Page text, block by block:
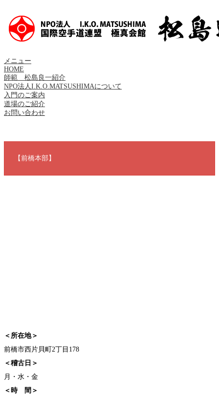
メニュー
HOME
師範 松島良一紹介
NPO法人I.K.O.MATSUSHIMAについて
入門のご案内
道場のご紹介
お問い合わせ
【前橋本部】
＜所在地＞
前橋市西片貝町2丁目178
＜稽古日＞
月・水・金
＜時 間＞